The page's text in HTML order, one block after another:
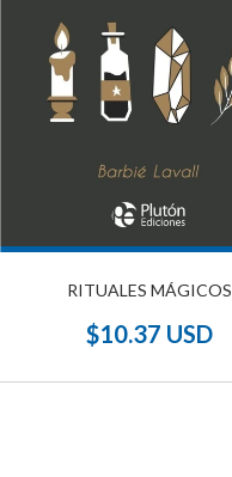
RITUALES MÁGICOS
$10.37 USD